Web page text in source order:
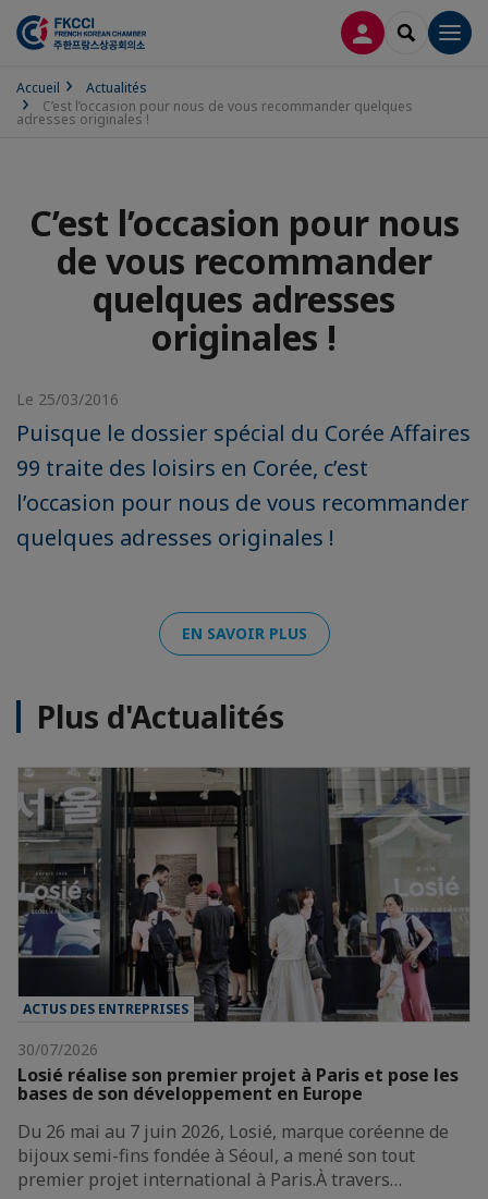
CONNEXION
Accueil
Actualités
C’est l’occasion pour nous de vous recommander quelques
adresses originales !
C’est l’occasion pour nous
de vous recommander
quelques adresses
originales !
Le 25/03/2016
Puisque le dossier spécial du Corée Affaires
99 traite des loisirs en Corée, c’est
l’occasion pour nous de vous recommander
quelques adresses originales !
EN SAVOIR PLUS
Plus d'Actualités
ACTUS DES ENTREPRISES
30/07/2026
Losié réalise son premier projet à Paris et pose les
bases de son développement en Europe
Du 26 mai au 7 juin 2026, Losié, marque coréenne de
bijoux semi-fins fondée à Séoul, a mené son tout
premier projet international à Paris.À travers…